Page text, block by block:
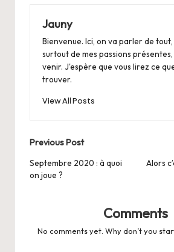
Jauny
Bienvenue. Ici, on va parler de
surtout de mes passions
venir. J'espère que vous lirez ce
trouver.
View All Posts
Post
navigation
Previous Post
Septembre 2020 : à quoi
on joue ?
Alors
Comments
No comments yet. Why don’t you